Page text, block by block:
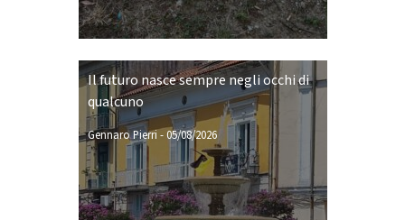
Il futuro nasce sempre negli occhi di
qualcuno
Gennaro Pierri -05/08/2026